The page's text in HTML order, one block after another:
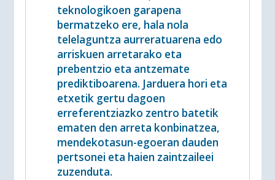
teknologikoen garapena
bermatzeko ere, hala nola
telelaguntza aurreratuarena edo
arriskuen arretarako eta
prebentzio eta antzemate
prediktiboarena. Jarduera hori eta
etxetik gertu dagoen
erreferentziazko zentro batetik
ematen den arreta konbinatzea,
mendekotasun-egoeran dauden
pertsonei eta haien zaintzaileei
zuzenduta.